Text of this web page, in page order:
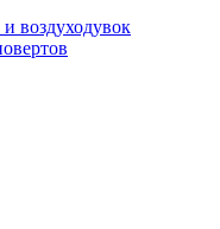
воздуходувок